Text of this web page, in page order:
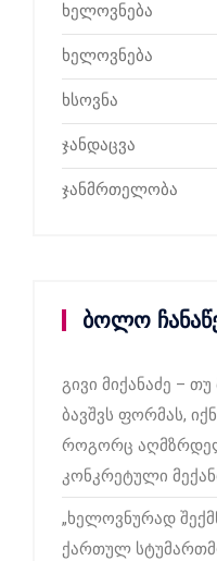
ხელოვნება
ხელოვნება
ხსოვნა
ჯანდაცვა
ჯანმრთელობა
ბოლო
გივი მიქანაძე –
ბავშვს ფორმას,
როგორც
კონკრეტული
„ხელოვნურად
ქართულ